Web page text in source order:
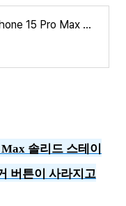
iPhone 15 Pro 및 iPhone 15 Pro Max 전원을 끌 수 없거나 볼륨 버튼에 새로운 액션 버튼 강제 재시작이 안
솔리드 스테이
버튼이 사라지고